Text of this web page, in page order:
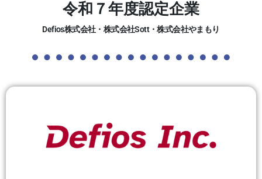
令和７年度認定企業
Defios株式会社・株式会社Sott・株式会社やまもり